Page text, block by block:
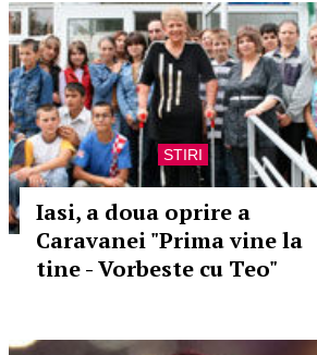
STIRI
Iasi, a doua oprire a
Caravanei "Prima vine la
tine - Vorbeste cu Teo"